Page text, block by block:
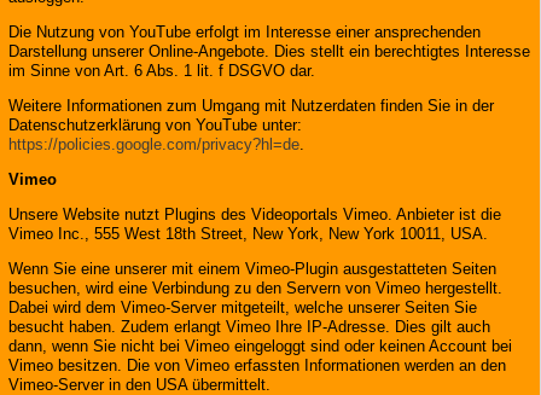
Die Nutzung von YouTube erfolgt im Interesse einer ansprechenden
Darstellung unserer Online-Angebote. Dies stellt ein berechtigtes Interesse
im Sinne von Art. 6 Abs. 1 lit. f DSGVO dar.
Weitere Informationen zum Umgang mit Nutzerdaten finden Sie in der
Datenschutzerklärung von YouTube unter:
https://policies.google.com/privacy?hl=de
Vimeo
Unsere Website nutzt Plugins des Videoportals Vimeo. Anbieter ist die
Vimeo Inc., 555 West 18th Street, New York, New York 10011, USA.
Wenn Sie eine unserer mit einem Vimeo-Plugin ausgestatteten Seiten
besuchen, wird eine Verbindung zu den Servern von Vimeo hergestellt.
Dabei wird dem Vimeo-Server mitgeteilt, welche unserer Seiten Sie
besucht haben. Zudem erlangt Vimeo Ihre IP-Adresse. Dies gilt auch
dann, wenn Sie nicht bei Vimeo eingeloggt sind oder keinen Account bei
Vimeo besitzen. Die von Vimeo erfassten Informationen werden an den
Vimeo-Server in den USA übermittelt.